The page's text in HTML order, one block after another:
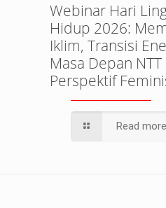
Webinar Hari
Hidup 2026:
Iklim, Transisi
Masa Depan
Perspektif
Read more